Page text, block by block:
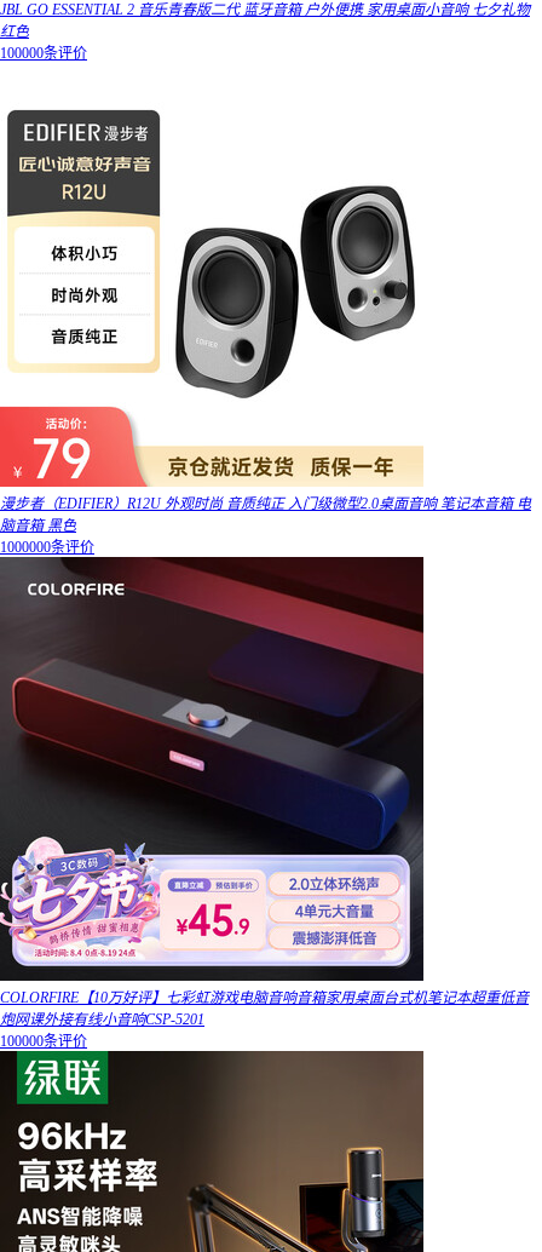
JBL GO ESSENTIAL 2 音乐青春版二代 蓝牙音箱 户外便携 家用桌面小音响 七夕礼物
红色
100000条评价
漫步者（EDIFIER）R12U 外观时尚 音质纯正 入门级微型2.0桌面音响 笔记本音箱 电
脑音箱 黑色
1000000条评价
COLORFIRE【10万好评】七彩虹游戏电脑音响音箱家用桌面台式机笔记本超重低音
炮网课外接有线小音响CSP-5201
100000条评价